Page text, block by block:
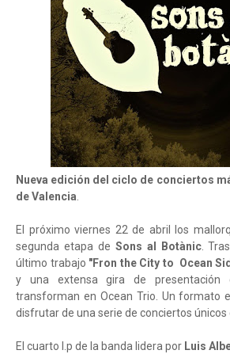
Nueva edición del ciclo de conciertos
de Valencia.
El próximo viernes 22 de abril los
segunda etapa de Sons al Botànic.
último trabajo "Fron the City to Ocean
y una extensa gira de presentación
transforman en Ocean Trio. Un formato
disfrutar de una serie de conciertos únicos
El cuarto l.p de la banda lidera por Luis